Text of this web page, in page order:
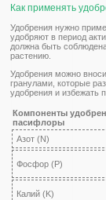
Как применять
Удобрения нужно
удобряют в период
должна быть
растению.
Удобрения можно
гранулами, которые
удобрения и избежать
Компоненты
пасифлоры
Азот (N)
Фосфор (P)
Калий (K)